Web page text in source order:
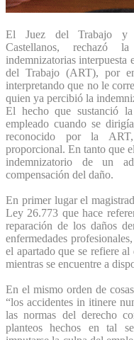
El Juez del Trabajo y
Castellanos, rechazó
indemnizatorias interpuesta
del Trabajo (ART), por
interpretando que no le
quien ya percibió la
El hecho que sustanció
empleado cuando se
reconocido por la
proporcional. En tanto que
indemnizatorio de un
compensación del daño.
En primer lugar el
Ley 26.773 que hace
reparación de los daños
enfermedades
el apartado que se refiere
mientras se encuentre a
En el mismo orden de
“los accidentes in itinere
las normas del derecho
planteos hechos en tal